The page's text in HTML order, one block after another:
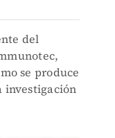
del
se produce
investigación